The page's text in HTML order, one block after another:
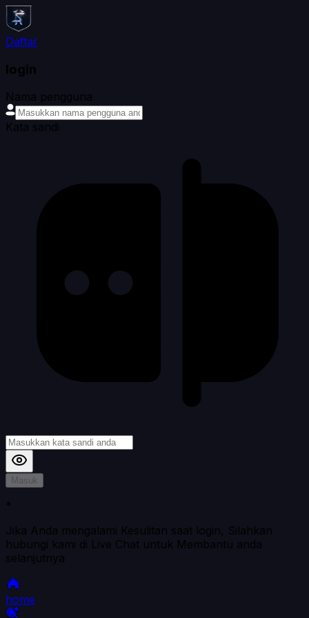
Daftar
login
Nama pengguna
Kata sandi
Masuk
*
Jika Anda mengalami Kesulitan saat login, Silahkan
hubungi kami di Live Chat untuk Membantu anda
selanjutnya
home